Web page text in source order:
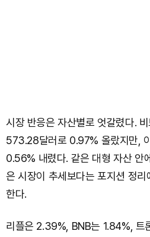
시장 반응은 자산별로 엇갈렸다.
573.28달러로 0.97% 올랐지만,
0.56% 내렸다. 같은 대형 자산 안
은 시장이 추세보다는 포지션 정
한다.
리플은 2.39%, BNB는 1.84%, 트